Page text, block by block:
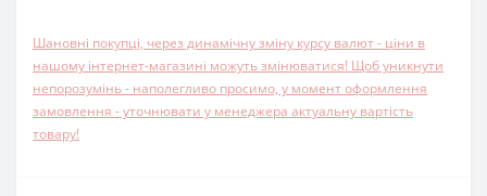
Шановні покупці, через динамічну зміну курсу валют - ціни в
нашому інтернет-магазині можуть змінюватися! Щоб уникнути
непорозумінь - наполегливо просимо, у момент оформлення
замовлення - уточнювати у менеджера актуальну вартість
товару!